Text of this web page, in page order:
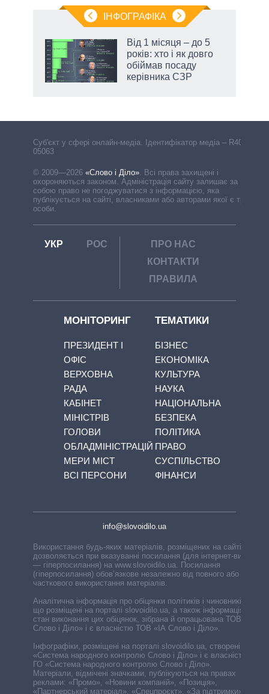
ІНФОГРАФІКА
Від 1 місяця – до 5
років: хто і як довго
обіймав посаду
керівника СЗР
Cуб'єкт у сфері онлайн-медіа. Ідентифікатор медіа – R40-
05063
© 2009—2026 «Слово і Діло» Всі права захищені і
охороняються законом. Адміністрація сайту залишає за
собою право не погоджуватися з інформацією, яка
публікується на сайті, власниками або авторами якої є треті
особи.
УКР РОС
ПРО НАС
КОНТАКТИ
ПРАВИЛА
МОНІТОРИНГ
ПРЕЗИДЕНТ І
ОФІС
ВЕРХОВНА
РАДА
КАБІНЕТ
МІНІСТРІВ
ГОЛОВИ
ОБЛАДМІНІСТРАЦІЙ
МЕРИ МІСТ
ВСІ ПЕРСОНИ
ТЕМАТИКИ
БІЗНЕС
ЕКОНОМІКА
КУЛЬТУРА
НАУКА
НАЦІОНАЛЬНА
БЕЗПЕКА
ПОЛІТИКА
ПРАВО
СУСПІЛЬСТВО
ФІНАНСИ
info@slovoidilo.ua
Використання будь-яких матеріалів, розміщених на сайті,
дозволяється при вказуванні посилання (для інтернет-видань
— гіперпосилання) на www.slovoidilo.ua. Посилання
(гіперпосилання) обов’язкове незалежно від повного або
часткового використання матеріалів.
Аналітична інформація про обіцянки політиків і чиновників,
що розміщені на порталі slovoidilo.ua, а також інформація про
стан виконання цих обіцянок, зібрана й опрацьована ТОВ «ІА
Слово і Діло» і є власністю ТОВ «ІА Слово і Діло».
Інфографіки, розміщені на порталі slovoidilo.ua, створені ГО
«Система народного контролю Слово і Діло» і є власністю
ГО «Система народного контролю Слово і Діло».
Матеріали, відмічені значками, публікуються на правах
реклами: «Промо», «Новини компаній», «Позиція»,
«Партнерський матеріал», «Спецпроєкт», «За підтримки».